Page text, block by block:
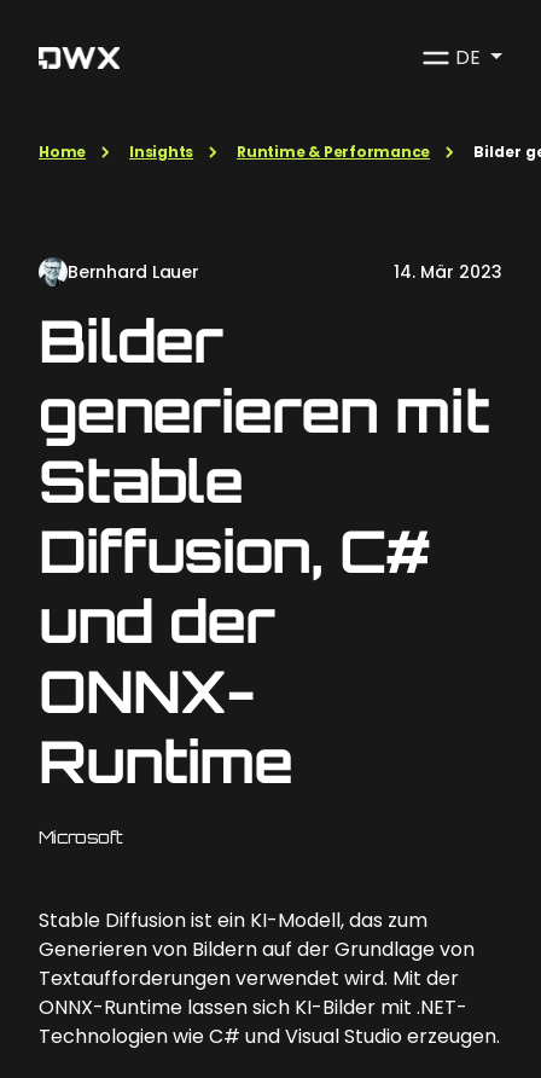
DE
Home Insights Runtime & Performance Bilder
Bernhard Lauer 14. Mär 2023
Bilder
generieren mit
Stable
Diffusion, C#
und der
ONNX-
Runtime
Microsoft
Stable Diffusion ist ein KI-Modell, das zum
Generieren von Bildern auf der Grundlage von
Textaufforderungen verwendet wird. Mit der
ONNX-Runtime lassen sich KI-Bilder mit .NET-
Technologien wie C# und Visual Studio erzeugen.